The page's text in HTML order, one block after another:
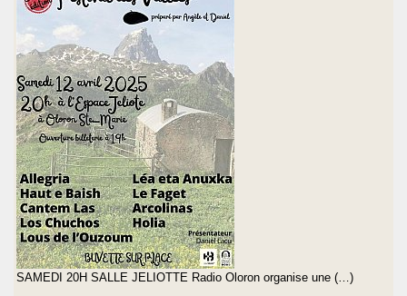
SAMEDI 20H SALLE JELIOTTE Radio Oloron organise une (…)